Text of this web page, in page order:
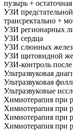
пузырь +
УЗИ
трансректально +
УЗИ регионарных
УЗИ сердца
УЗИ слюнных желез
УЗИ щитовидной
УЗИ-контроль
Ультразвуковая
Ультразвуковая
Ультразвуковые
Химиотерапия при
Химиотерапия при
Химиотерапия при
Химиотерапия при